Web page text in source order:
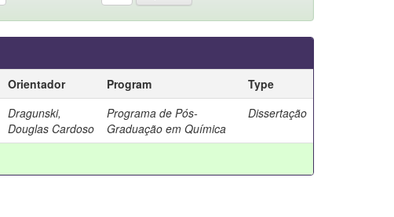
Orientador Program
Type
Dragunski,
Douglas Cardoso
Programa de Pós-
Graduação em Química
Dissertação